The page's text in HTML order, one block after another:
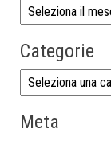
Categorie
Meta